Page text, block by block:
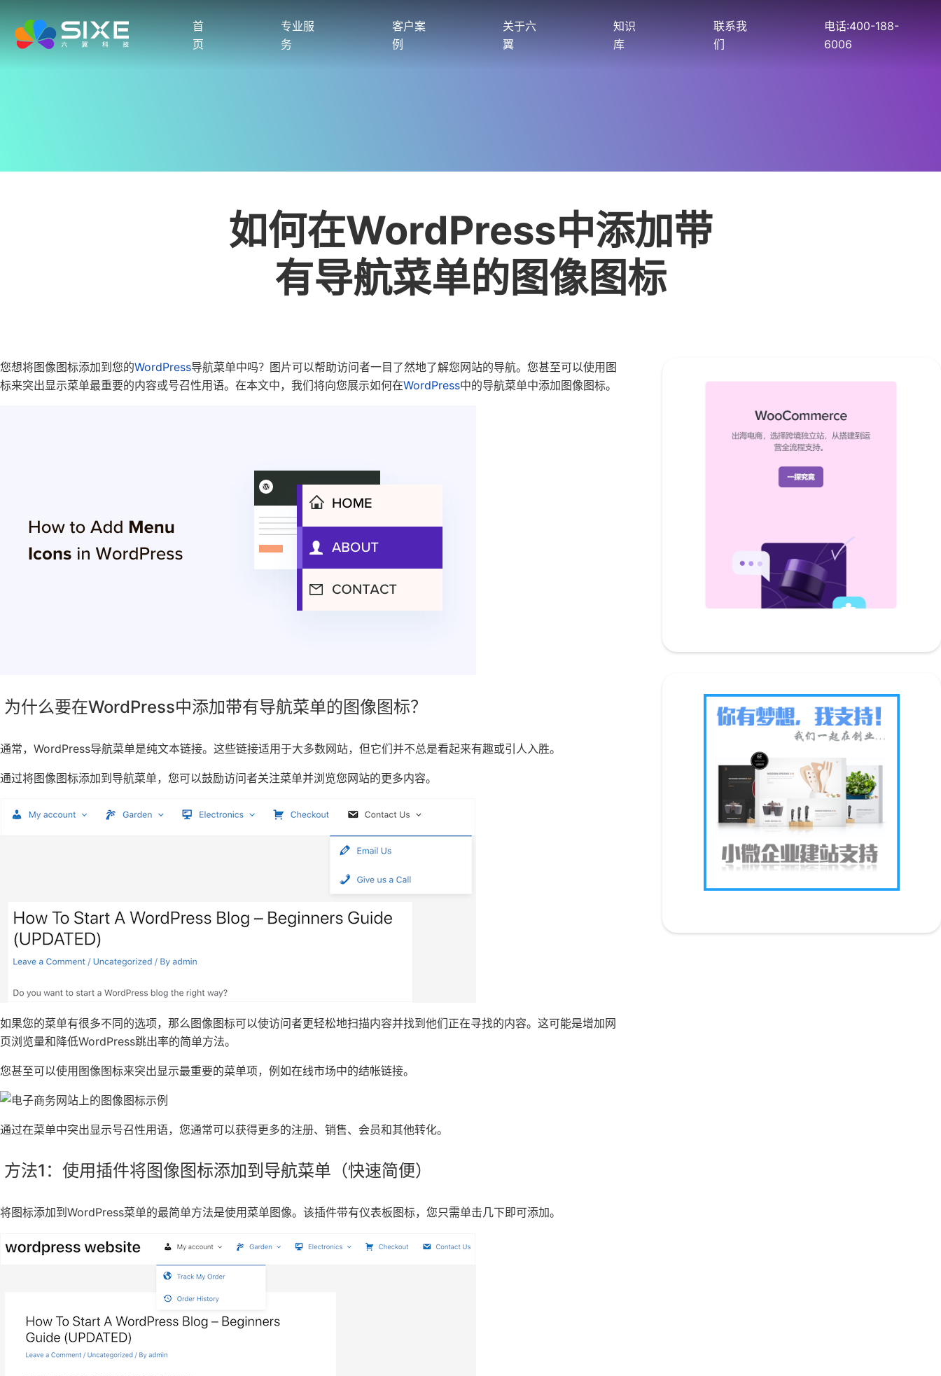
首
页
专业服
务
客户案
例
关于六
翼
知识
库
联系我
们
电话:400-188-
6006
如何在WordPress中添加带
有导航菜单的图像图标
您想将图像图标添加到您的WordPress导航菜单中吗？图片可以帮助访问者一目了然地了解您网站的导航。您甚至可以使用图
标来突出显示菜单最重要的内容或号召性用语。在本文中，我们将向您展示如何在WordPress中的导航菜单中添加图像图标。
为什么要在WordPress中添加带有导航菜单的图像图标？
通常，WordPress导航菜单是纯文本链接。这些链接适用于大多数网站，但它们并不总是看起来有趣或引人入胜。
通过将图像图标添加到导航菜单，您可以鼓励访问者关注菜单并浏览您网站的更多内容。
如果您的菜单有很多不同的选项，那么图像图标可以使访问者更轻松地扫描内容并找到他们正在寻找的内容。这可能是增加网
页浏览量和降低WordPress跳出率的简单方法。
您甚至可以使用图像图标来突出显示最重要的菜单项，例如在线市场中的结帐链接。
通过在菜单中突出显示号召性用语，您通常可以获得更多的注册、销售、会员和其他转化。
方法1：使用插件将图像图标添加到导航菜单（快速简便）
将图标添加到WordPress菜单的最简单方法是使用菜单图像。该插件带有仪表板图标，您只需单击几下即可添加。